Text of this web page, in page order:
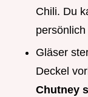
Chili. Du
Gläser
Deckel
Chutney